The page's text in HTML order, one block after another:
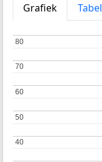
Grafiek
Tabel
40
40
50
50
60
60
70
70
80
80